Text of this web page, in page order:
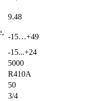
9.48
-15…+49
-15...+24
5000
R410A
50
3/4